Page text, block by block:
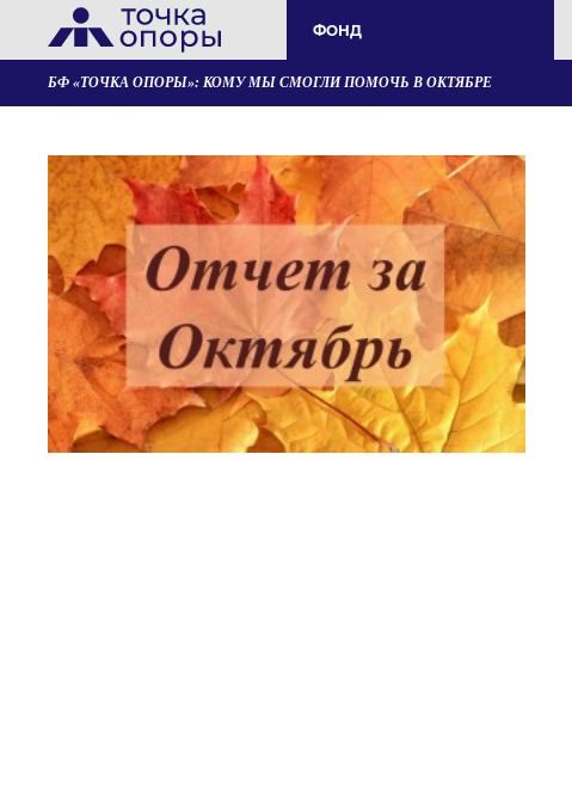
ФОНД
БФ «ТОЧКА ОПОРЫ»: КОМУ МЫ СМОГЛИ ПОМОЧЬ В ОКТЯБРЕ